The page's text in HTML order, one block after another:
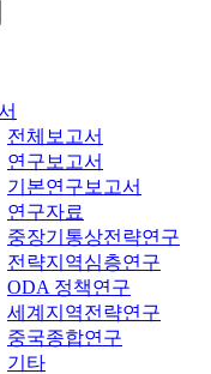
전체보고서
연구보고서
기본연구보고서
연구자료
중장기통상전략연구
전략지역심층연구
ODA 정책연구
세계지역전략연구
중국종합연구
기타